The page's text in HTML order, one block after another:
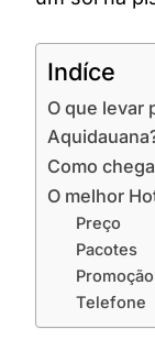
Indíce
O que levar
Como
O melhor
Preço
Pacotes
Promoção
Telefone